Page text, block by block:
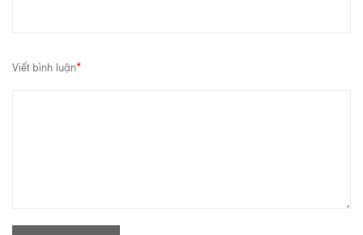
Viết bình luận*